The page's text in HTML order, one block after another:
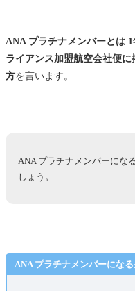
ANA プラチナメンバーとは
ライアンス加盟航空会社便
方を言います。
ANA プラチナメンバーにな
しょう。
ANA プラチナメンバーにな